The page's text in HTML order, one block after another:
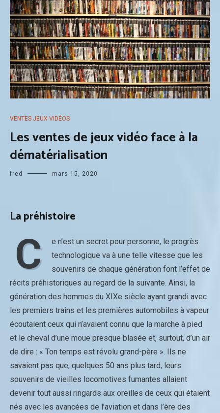
VENTES JEUX VIDÉOS
Les ventes de jeux vidéo face à la
dématérialisation
fred mars 15, 2020
La préhistoire
C
e n’est un secret pour personne, le progrès
technologique va à une telle vitesse que les
souvenirs de chaque génération font l’effet de
récits préhistoriques au regard de la suivante. Ainsi, la
génération des hommes du XIXe siècle ayant grandi avec
les premiers trains et les premières automobiles à vapeur
écoutaient ceux qui n’avaient connu que la marche à pied
et le cheval d’une moue presque blasée et, surtout, d’un air
de dire : « Ton temps est révolu grand-père ». Ils ne
savaient pas que, quelques 50 ans plus tard, leurs
souvenirs de vieilles locomotives fumantes allaient
devenir tout aussi ringards aux oreilles de ceux qui étaient
nés avec les avancées de l’aviation et dans l’ère des